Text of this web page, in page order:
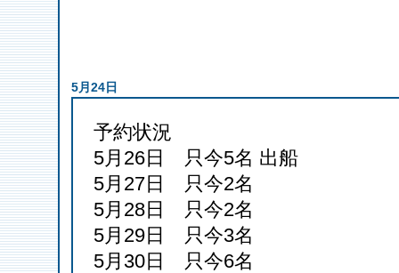
5月24日
予約状況
5月26日 只今5名 出船
5月27日 只今2名
5月28日 只今2名
5月29日 只今3名
5月30日 只今6名